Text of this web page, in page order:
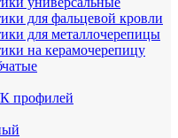
для фальцевой кровли
для металлочерепицы
на керамочерепицу
профилей